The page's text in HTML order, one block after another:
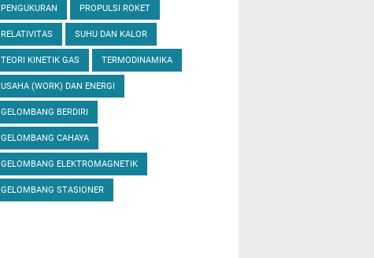
PENGUKURAN PROPULSI ROKET
RELATIVITAS SUHU DAN KALOR
TEORI KINETIK GAS TERMODINAMIKA
USAHA (WORK) DAN ENERGI
GELOMBANG BERDIRI
GELOMBANG CAHAYA
GELOMBANG ELEKTROMAGNETIK
GELOMBANG STASIONER